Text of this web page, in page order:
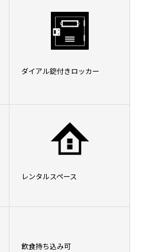
ダイアル錠付きロッカー
レンタルスペース
飲食持ち込み可